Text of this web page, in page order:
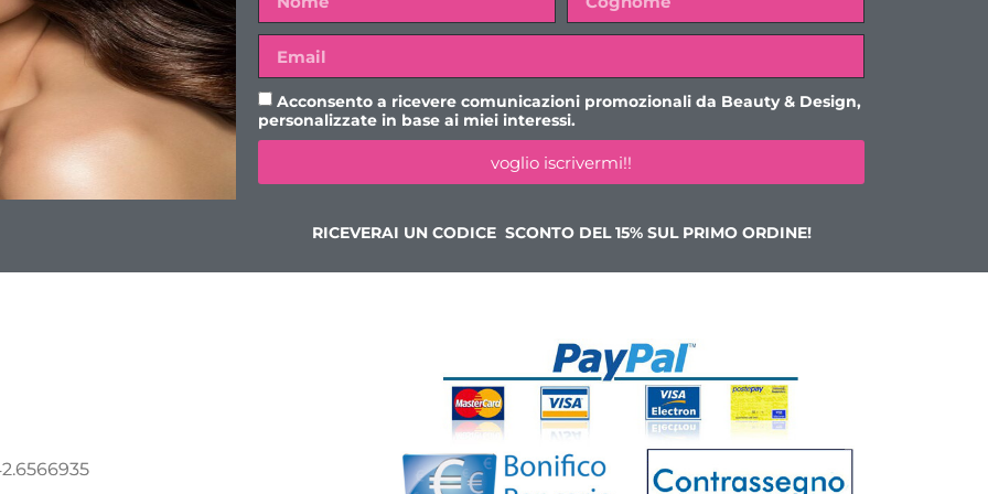
Vip fixer spray 100ml
sim brow pencil vip 01 3 colori
Foundation 2 colori 4ml
**L’attivazione corso verrà effettuata al più presto dopo l’acquisto, riceverai
TUTTA LA NOSTRA FORMAZIONE ONLINE!!
Acconsento a ricevere comunicazioni promozionali da Beauty & Design,
personalizzate in base ai miei interessi.
voglio iscrivermi!!
RICEVERAI UN CODICE SCONTO DEL 15% SUL PRIMO ORDINE!